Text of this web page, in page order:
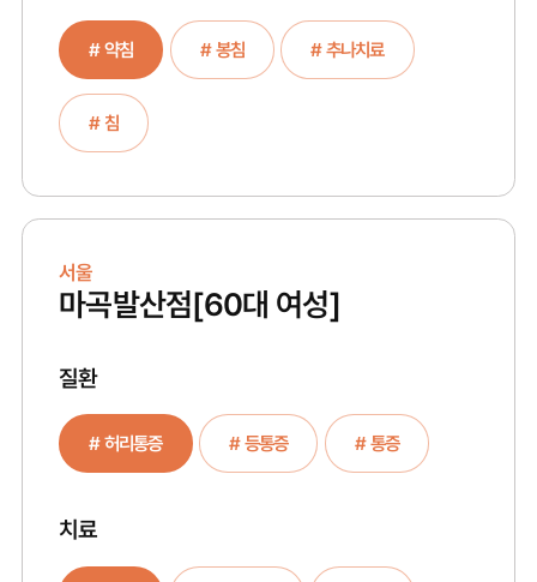
# 약침 # 봉침 # 추나치료
# 침
서울
마곡발산점[60대 여성]
질환
# 허리통증 # 등통증 # 통증
치료